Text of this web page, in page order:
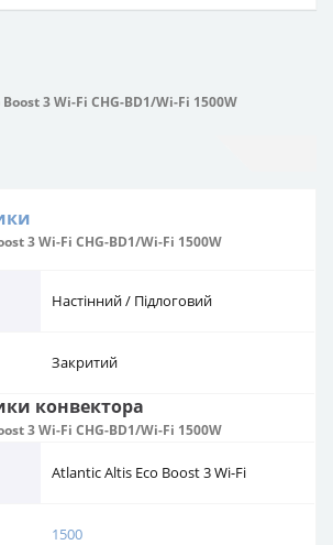
3 Wi-Fi CHG-BD1/Wi-Fi 1500W
3 Wi-Fi CHG-BD1/Wi-Fi 1500W
Настінний / Підлоговий
Закритий
конвектора
3 Wi-Fi CHG-BD1/Wi-Fi 1500W
Atlantic Altis Eco Boost 3 Wi-Fi
1500